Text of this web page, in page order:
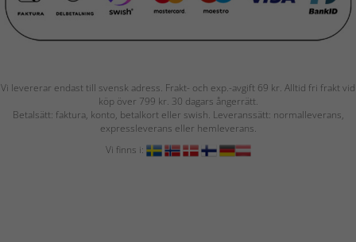
Vi levererar endast till svensk adress. Frakt- och exp.-avgift 69 kr. Alltid fri frakt vid
köp över 799 kr. 30 dagars ångerrätt.
Betalsätt: faktura, konto, betalkort eller swish. Leveranssätt: normalleverans,
expressleverans eller hemleverans.
Vi finns i: